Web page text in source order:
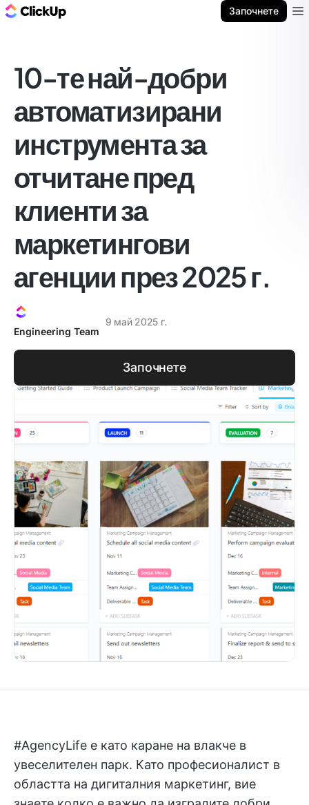
Започнете
10-те най-добри
автоматизирани
инструмента за
отчитане пред
клиенти за
маркетингови
агенции през 2025 г.
Engineering Team
9 май 2025 г.
Започнете
#AgencyLife е като каране на влакче в
увеселителен парк. Като професионалист в
областта на дигиталния маркетинг, вие